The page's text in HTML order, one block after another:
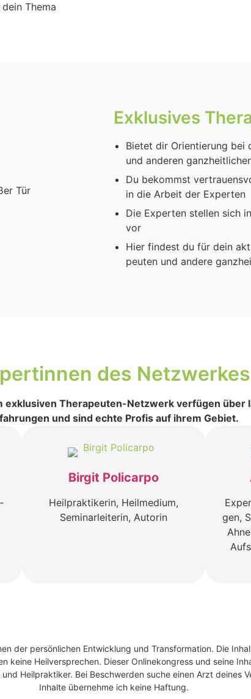
The­ma
Exklu­si­ves
Bie­tet dir Ori­en­tie­rung bei
und ande­ren
Du bekommst
in die Arbeit der Exper­ten
Die Exper­ten stel­len sich
vor
Hier fin­dest du für dein
peu­ten und ande­re
des Netz­wer­kes
exklu­si­ven The­ra­peu­ten-Netz­werk ver­fü­gen über
und sind ech­te Pro­fis auf ihrem Gebiet.
Bir­git Poli­car­po
Heil­prak­ti­ke­rin, Heil­me­di­um,
Semi­nar­lei­te­rin, Autorin
gen,
der persönlichen Entwicklung und Transformation. Die
keine Heilversprechen. Dieser Onlinekongress und seine
Heilpraktiker. Bei Beschwerden suche einen Arzt deines
Inhalte übernehme ich keine Haftung.